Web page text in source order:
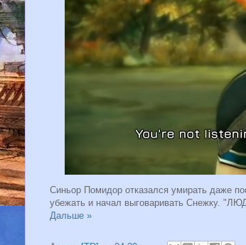
Синьор Помидор отказался умирать даже
убежать и начал выговаривать Снежку.
Дальше »